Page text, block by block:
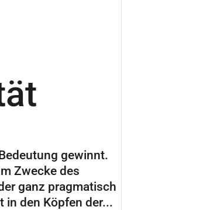
gewinnt.
Zwecke des
ganz pragmatisch
in den Köpfen der...